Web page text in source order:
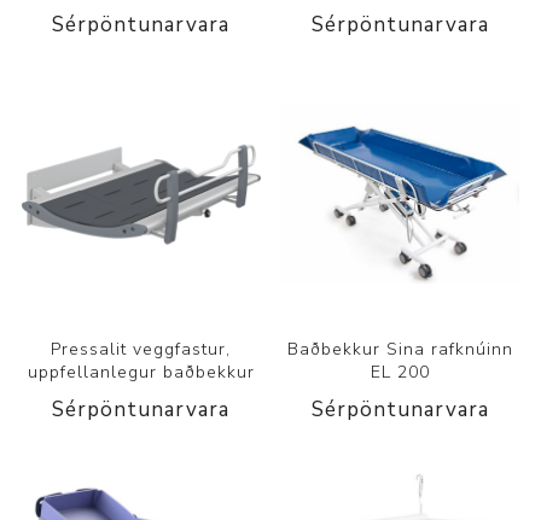
Sérpöntunarvara Sérpöntunarvara
Pressalit veggfastur,
uppfellanlegur baðbekkur
Sérpöntunarvara
Baðbekkur Sina rafknúinn
EL 200
Sérpöntunarvara